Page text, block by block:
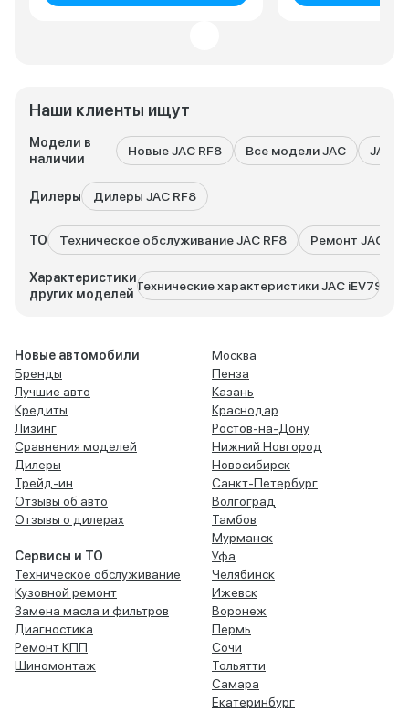
Наши клиенты ищут
Модели в
наличии
Новые JAC RF8 Все модели JAC JAC
Дилеры Дилеры JAC RF8
ТО Техническое обслуживание JAC RF8 Ремонт JAC
Характеристики
других моделей
Технические характеристики JAC iEV7S
Новые автомобили
Бренды
Лучшие авто
Кредиты
Лизинг
Сравнения моделей
Дилеры
Трейд-ин
Отзывы об авто
Отзывы о дилерах
Сервисы и ТО
Техническое обслуживание
Кузовной ремонт
Замена масла и фильтров
Диагностика
Ремонт КПП
Шиномонтаж
Москва
Пенза
Казань
Краснодар
Ростов-на-Дону
Нижний Новгород
Новосибирск
Санкт-Петербург
Волгоград
Тамбов
Мурманск
Уфа
Челябинск
Ижевск
Воронеж
Пермь
Сочи
Тольятти
Самара
Екатеринбург